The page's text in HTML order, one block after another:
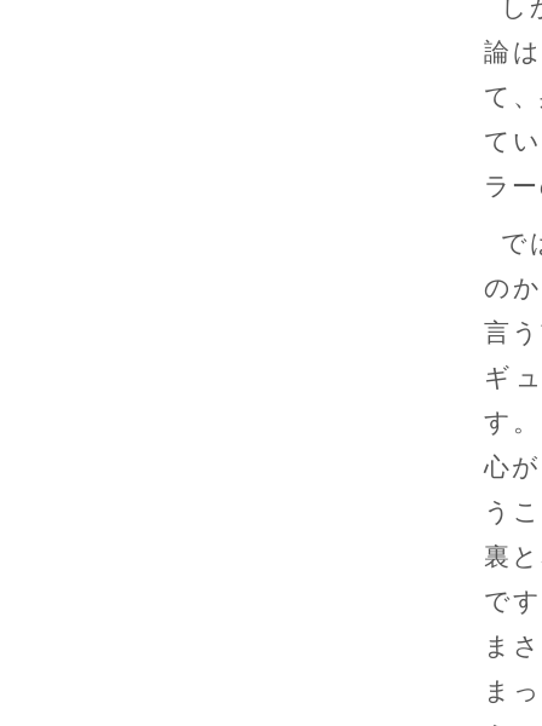
し
論
て
て
ラ
で
の
言
ギ
す
心
う
裏
で
ま
ま